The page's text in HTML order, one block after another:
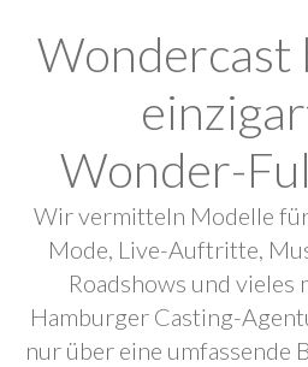
Wondercast
Wonder-
Wir vermitteln Modelle
Mode, Live-Auftritte,
Roadshows und vieles
Hamburger Casting-
nur über eine umfassende